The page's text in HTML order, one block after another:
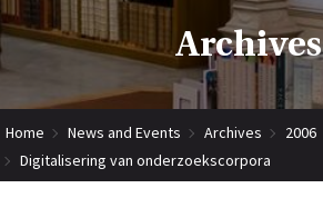
Archives
Home News and Events Archives
2006
Digitalisering van onderzoekscorpora